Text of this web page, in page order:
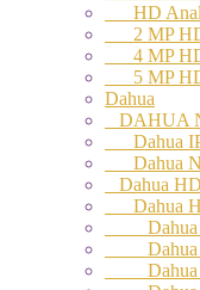
HD
2 MP HD
4 MP HD
5 MP HD
Dahua
DAHUA
Dahua IP
Dahua
Dahua
Dahua
Dahua 4
Dahua 8
Dahua